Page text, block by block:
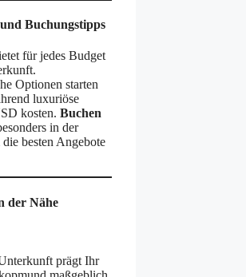
Buchungstipps
für jedes Budget
Optionen starten
luxuriöse
kosten. Buchen
in der
besten Angebote
der Nähe
prägt Ihr